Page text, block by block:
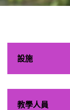
設施
教學人員